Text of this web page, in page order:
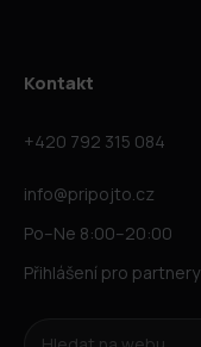
Kontakt
+420 792 315 084
info@pripojto.cz
Po–Ne 8:00–20:00
Přihlášení pro partnery
Hledat na webu